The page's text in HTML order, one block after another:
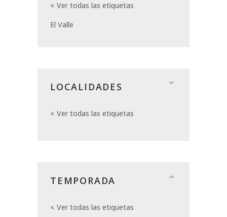
Ver todas las etiquetas
El Valle
LOCALIDADES
Ver todas las etiquetas
TEMPORADA
Ver todas las etiquetas